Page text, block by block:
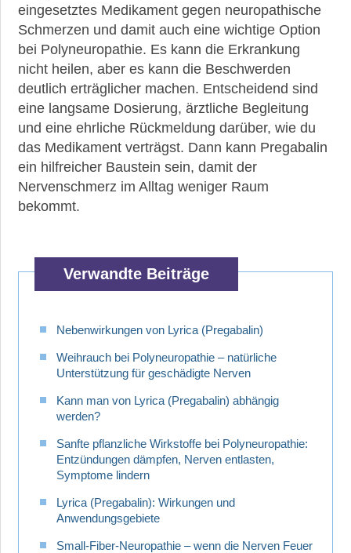
eingesetztes Medikament gegen neuropathische
Schmerzen und damit auch eine wichtige Option
bei Polyneuropathie. Es kann die Erkrankung
nicht heilen, aber es kann die Beschwerden
deutlich erträglicher machen. Entscheidend sind
eine langsame Dosierung, ärztliche Begleitung
und eine ehrliche Rückmeldung darüber, wie du
das Medikament verträgst. Dann kann Pregabalin
ein hilfreicher Baustein sein, damit der
Nervenschmerz im Alltag weniger Raum
bekommt.
Verwandte Beiträge
Nebenwirkungen von Lyrica (Pregabalin)
Weihrauch bei Polyneuropathie – natürliche
Unterstützung für geschädigte Nerven
Kann man von Lyrica (Pregabalin) abhängig
werden?
Sanfte pflanzliche Wirkstoffe bei Polyneuropathie:
Entzündungen dämpfen, Nerven entlasten,
Symptome lindern
Lyrica (Pregabalin): Wirkungen und
Anwendungsgebiete
Small-Fiber-Neuropathie – wenn die Nerven Feuer